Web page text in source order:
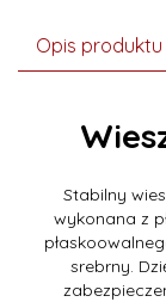
Opis produktu
Stabilny
wykonana z
srebrny.